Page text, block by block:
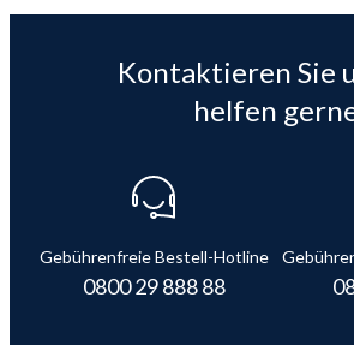
Kontaktieren Sie
helfen
Gebührenfreie Bestell-Hotline
0800 29 888 88